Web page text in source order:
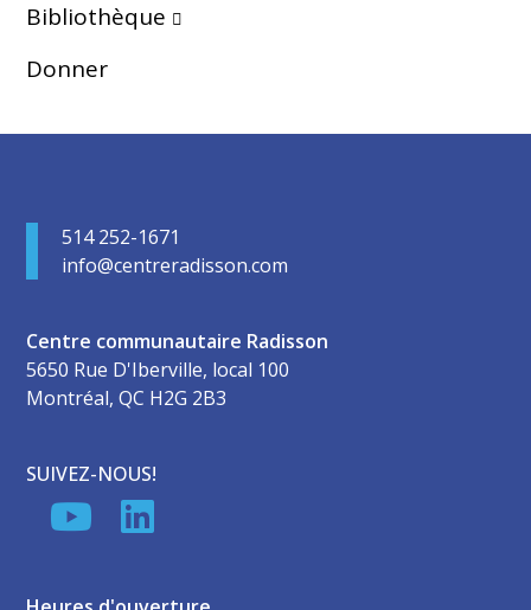
Bibliothèque
Donner
514 252-1671
info@centreradisson.com
Centre communautaire Radisson
5650 Rue D'Iberville, local 100
Montréal, QC H2G 2B3
SUIVEZ-NOUS!